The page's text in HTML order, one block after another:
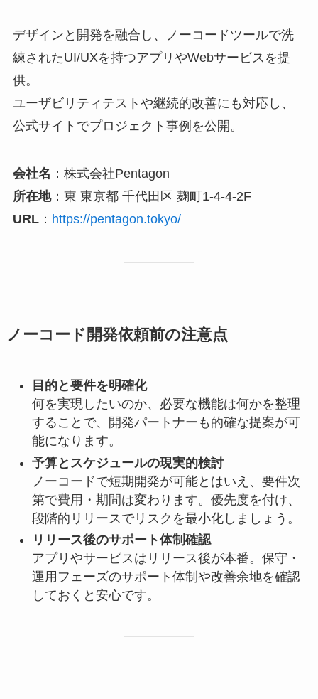
デザインと開発を融合し、ノーコードツールで洗
練されたUI/UXを持つアプリやWebサービスを提
供。
ユーザビリティテストや継続的改善にも対応し、
公式サイトでプロジェクト事例を公開。
会社名 ：株式会社Pentagon
所在地：東 東京都 千代田区 麹町1-4-4-2F
URL： https://pentagon.tokyo/
ノーコード開発依頼前の注意点
目的と要件を明確化
何を実現したいのか、必要な機能は何かを整理
することで、開発パートナーも的確な提案が可
能になります。
予算とスケジュールの現実的検討
ノーコードで短期開発が可能とはいえ、要件次
第で費用・期間は変わります。優先度を付け、
段階的リリースでリスクを最小化しましょう。
リリース後のサポート体制確認
アプリやサービスはリリース後が本番。保守・
運用フェーズのサポート体制や改善余地を確認
しておくと安心です。